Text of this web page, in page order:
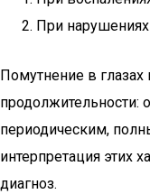
При нарушениях
Помутнение в глазах
периодическим,
интерпретация этих
диагноз.